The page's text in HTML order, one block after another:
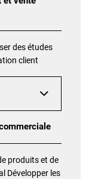
des études
client
produits et de
Développer les